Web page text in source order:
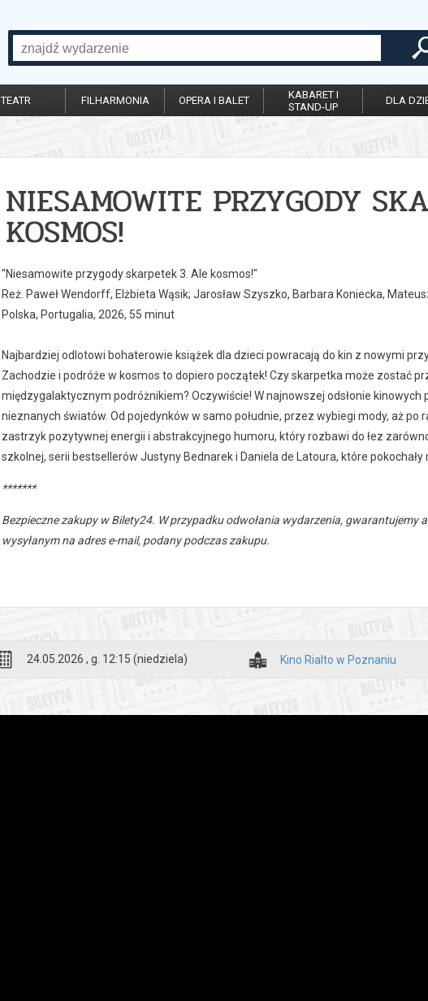
TEATR FILHARMONIA OPERA I BALET
KABARET I
STAND-UP
DLA
NIESAMOWITE PRZYGODY
KOSMOS!
"Niesamowite przygody skarpetek 3. Ale kosmos!"
Reż. Paweł Wendorff, Elżbieta Wąsik; Jarosław Szyszko, Barbara Koniecka,
Polska, Portugalia, 2026, 55 minut
Najbardziej odlotowi bohaterowie książek dla dzieci powracają do kin z nowymi
Zachodzie i podróże w kosmos to dopiero początek! Czy skarpetka może zostać
międzygalaktycznym podróżnikiem? Oczywiście! W najnowszej odsłonie
nieznanych światów. Od pojedynków w samo południe, przez wybiegi mody, aż
zastrzyk pozytywnej energii i abstrakcyjnego humoru, który rozbawi do łez
szkolnej, serii bestsellerów Justyny Bednarek i Daniela de Latoura, które pokochały
*******
Bezpieczne zakupy w Bilety24. W przypadku odwołania wydarzenia,
wysyłanym na adres e-mail, podany podczas zakupu.
24.05.2026 , g. 12:15 (niedziela) Kino Rialto w Poznaniu